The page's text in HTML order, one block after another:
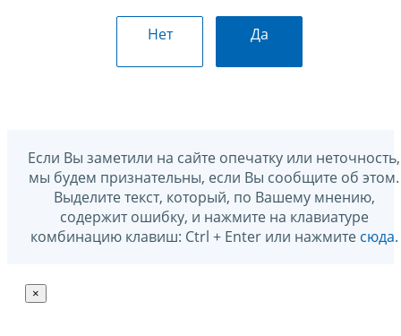
Нет Да
Если Вы заметили на сайте опечатку или неточность,
мы будем признательны, если Вы сообщите об этом.
Выделите текст, который, по Вашему мнению,
содержит ошибку, и нажмите на клавиатуре
комбинацию клавиш: Ctrl + Enter или нажмите сюда.
×